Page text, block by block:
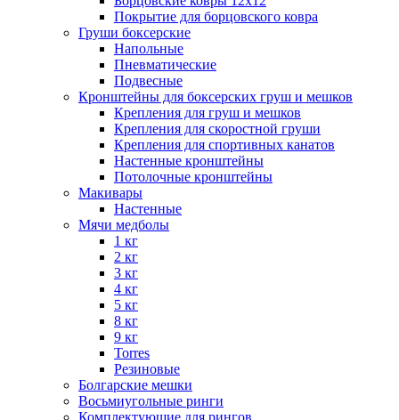
Покрытие для борцовского ковра
Груши боксерские
Напольные
Пневматические
Подвесные
Кронштейны для боксерских груш и мешков
Крепления для груш и мешков
Крепления для скоростной груши
Крепления для спортивных канатов
Настенные кронштейны
Потолочные кронштейны
Макивары
Настенные
Мячи медболы
1 кг
2 кг
3 кг
4 кг
5 кг
8 кг
9 кг
Torres
Резиновые
Болгарские мешки
Восьмиугольные ринги
Комплектующие для рингов